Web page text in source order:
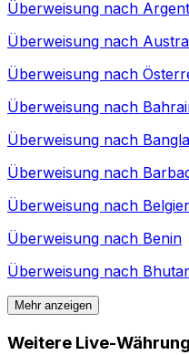
Überweisung nach
Überweisung nach
Überweisung nach
Überweisung nach
Überweisung nach
Überweisung nach
Überweisung nach
Überweisung nach Benin
Überweisung nach
Mehr anzeigen
Weitere Live-